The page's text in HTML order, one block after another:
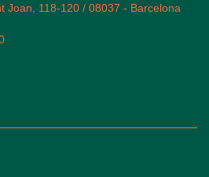
Joan, 118-120 / 08037 - Barcelona